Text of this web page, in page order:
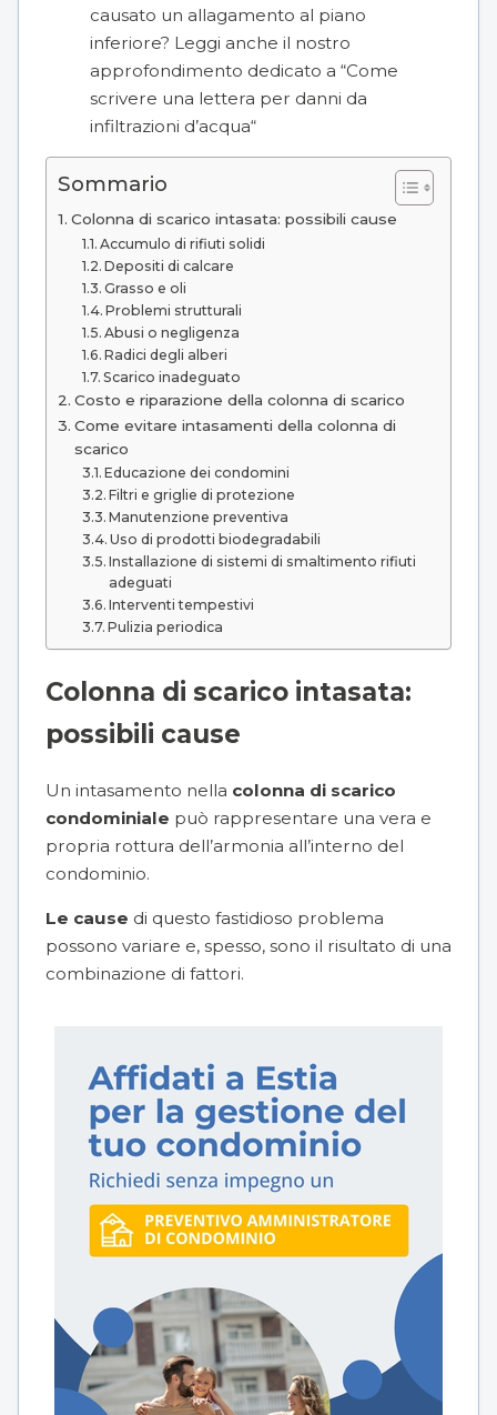
causato un allagamento al piano
inferiore? Leggi anche il nostro
approfondimento dedicato a “Come
scrivere una lettera per danni da
infiltrazioni d’acqua“
Sommario
Colonna di scarico intasata: possibili cause
Accumulo di rifiuti solidi
Depositi di calcare
Grasso e oli
Problemi strutturali
Abusi o negligenza
Radici degli alberi
Scarico inadeguato
Costo e riparazione della colonna di scarico
Come evitare intasamenti della colonna di
scarico
Educazione dei condomini
Filtri e griglie di protezione
Manutenzione preventiva
Uso di prodotti biodegradabili
Installazione di sistemi di smaltimento rifiuti
adeguati
Interventi tempestivi
Pulizia periodica
Colonna di scarico intasata:
possibili cause
Un intasamento nella colonna di scarico
condominiale può rappresentare una vera e
propria rottura dell’armonia all’interno del
condominio.
Le cause di questo fastidioso problema
possono variare e, spesso, sono il risultato di una
combinazione di fattori.